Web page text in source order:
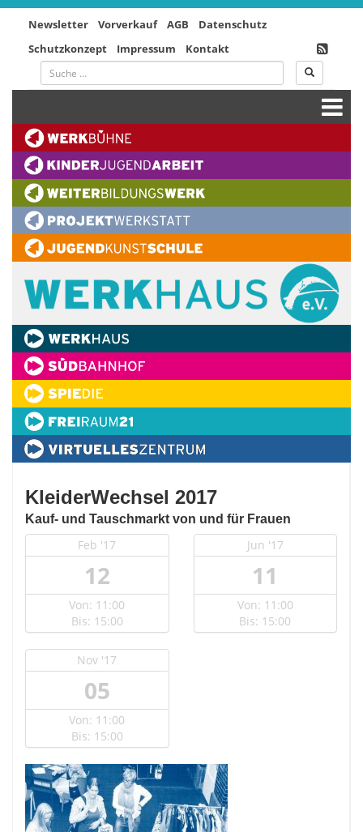
Newsletter Vorverkauf AGB
Datenschutz
Schutzkonzept
Impressum Kontakt
KleiderWechsel 2017
Kauf- und Tauschmarkt von und für Frauen
Feb '17
12
Von: 11:00
Bis: 15:00
Jun '17
11
Von: 11:00
Bis: 15:00
Nov '17
05
Von: 11:00
Bis: 15:00